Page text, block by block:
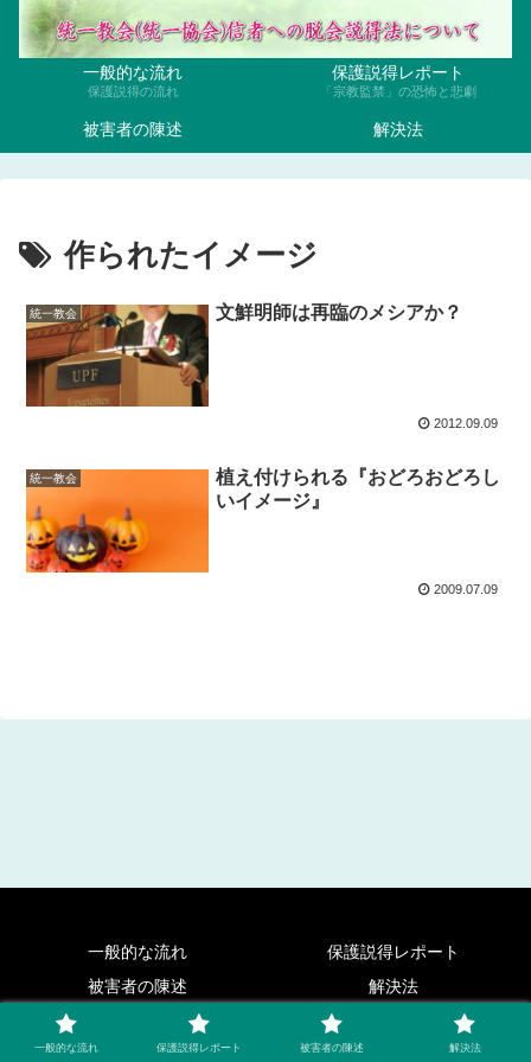
一般的な流れ
保護説得の流れ
保護説得レポート
「宗教監禁」の恐怖と悲劇
被害者の陳述 解決法
作られたイメージ
統一教会 文鮮明師は再臨のメシアか？
2012.09.09
統一教会
植え付けられる『おどろおどろし
いイメージ』
2009.07.09
一般的な流れ
保護説得レポート
被害者の陳述
解決法
© 2007-2026 統一教会信者への脱会・説得法について.
一般的な流れ 保護説得レポート 被害者の陳述 解決法